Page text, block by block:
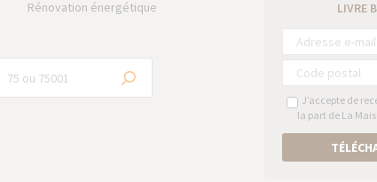
Rénovation énergétique
LIVRE
J’accepte de
la part de La